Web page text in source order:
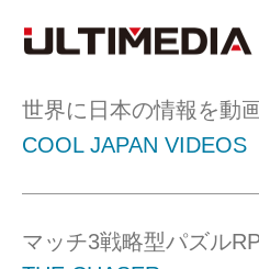
世界に日本の情報を動
COOL JAPAN
マッチ3戦略型パズル